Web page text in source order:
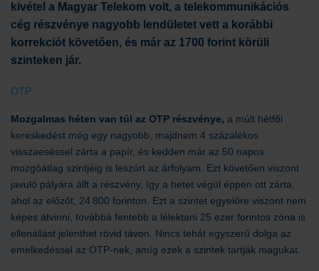
kivétel a Magyar Telekom volt, a telekommunikációs
cég részvénye nagyobb lendületet vett a korábbi
korrekciót követően, és már az 1700 forint körüli
szinteken jár.
OTP
Mozgalmas héten van túl az OTP részvénye, a múlt hétfői
kereskedést még egy nagyobb, majdnem 4 százalékos
visszaeséssel zárta a papír, és kedden már az 50 napos
mozgóátlag szintjéig is leszúrt az árfolyam. Ezt követően viszont
javuló pályára állt a részvény, így a hetet végül éppen ott zárta,
ahol az előzőt, 24 800 forinton. Ezt a szintet egyelőre viszont nem
képes átvinni, továbbá fentebb a lélektani 25 ezer forintos zóna is
ellenállást jelenthet rövid távon. Nincs tehát egyszerű dolga az
emelkedéssel az OTP-nek, amíg ezek a szintek tartják magukat.